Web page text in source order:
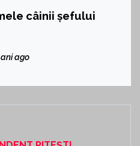
câinii șefului
ani ago